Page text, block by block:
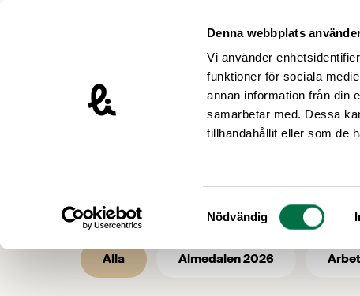
Denna webbplats
Vi använder
funktioner för sociala
annan information från din
samarbetar med. Dessa
tillhandahållit eller som de
Samtyckesval
Nödvändig
Livsmedelsföretagen – till startsidan
Livsmedelsföretagen / Nyhetsarkiv /
Nyhetsarkiv
Alla Almedalen 2026